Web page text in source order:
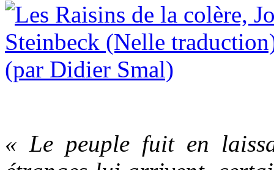
« Le peuple fuit en